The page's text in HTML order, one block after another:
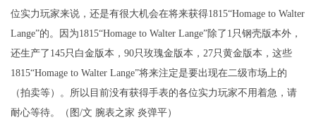
位实力玩家来说，还是有很大机会在将来获得1815“Homage to Walter
Lange”的。因为1815“Homage to Walter Lange”除了1只钢壳版本外，
还生产了145只白金版本，90只玫瑰金版本，27只黄金版本，这些
1815“Homage to Walter Lange”将来注定是要出现在二级市场上的
（拍卖等）。所以目前没有获得手表的各位实力玩家不用着急，请
耐心等待。（图/文 腕表之家 炎弹平）